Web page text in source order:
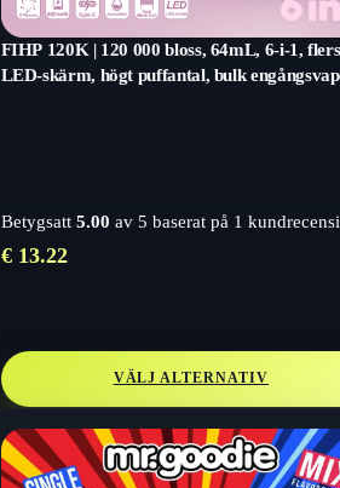
FIHP 120K | 120 000 bloss, 64mL, 6-i-1,
LED-skärm, högt puffantal, bulk
Betygsatt 5.00 av 5 baserat på 1
€13.22
VÄLJ ALTERNATIV